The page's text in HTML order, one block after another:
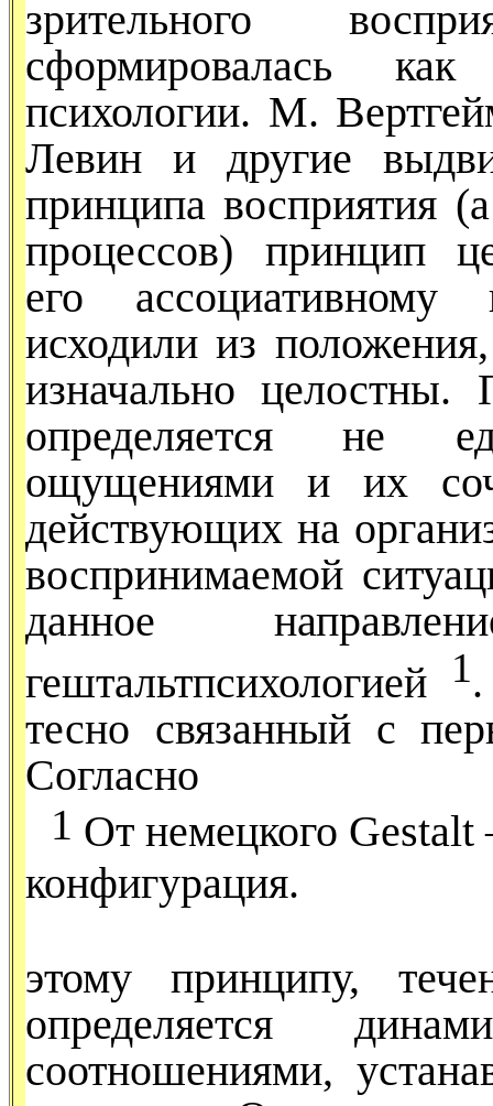
зрительного
сформировалась как
психологии. М.
Левин и другие
принципа восприятия
процессов) принцип
его
исходили из
изначально целостны.
определяется не
ощущениями и их
действующих на
воспринимаемой
данное
гештальтпсихологией 1
тесно связанный с
Согласно
1 От немецкого Gestalt
конфигурация.
этому принципу,
опреде­ляется
соотношениями,